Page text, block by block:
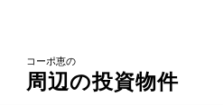
コーポ恵の
周辺の投資物件